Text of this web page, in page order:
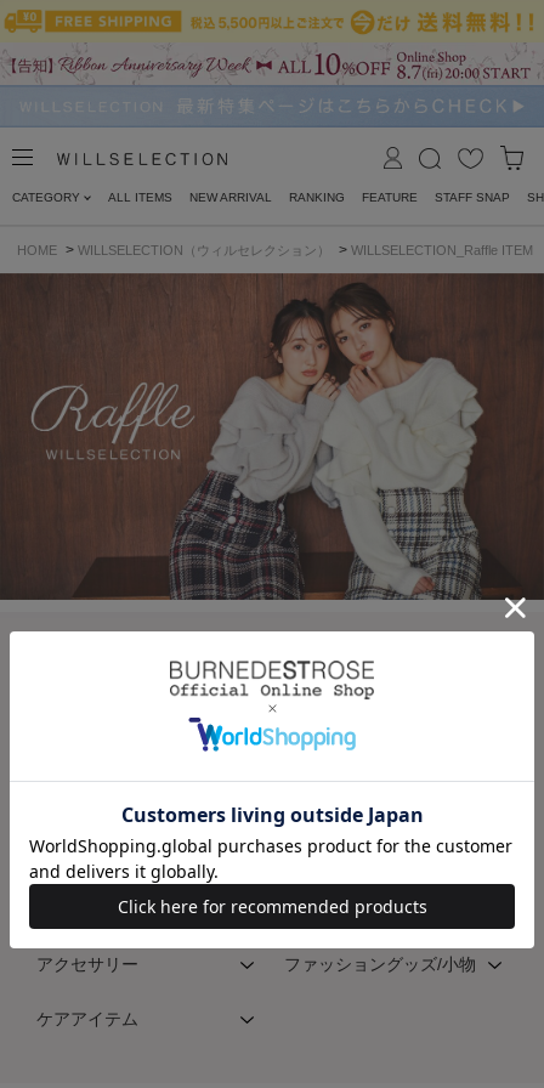
CATEGORY ALL ITEMS NEW ARRIVAL RANKING FEATURE STAFF SNAP
HOME > WILLSELECTION（ウィルセレクション） > WILLSELECTION_Raffle ITEM
CATEGORY(willselection)
トップス
アウター ジャケット/スーツ
シューズ
アクセサリー ファッショングッズ/小物
ケアアイテム